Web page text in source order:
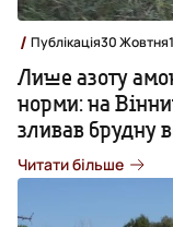
Публікація30 Жовтня
Лише азоту
норми: на
зливав брудну
Читати більше